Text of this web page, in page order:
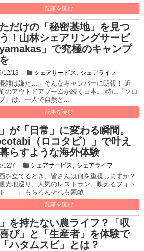
記事を読む
だけの「秘密基地」を見つ
！山林シェアリングサービ
」で究極のキャンプ
12/13 シェアサービス シェアライフ
混雑は嫌だ…」そんなキャンパーに朗報！ 近
のアウトドアブームが続く日本。 特に「ソロ
」は、一人で自然と...
記事を読む
」が「日常」に変わる瞬間。
（ロコタビ）」で叶え
らすような海外体験
12/7 シェアサービス シェアライフ
を立てるとき、皆さんは何を重視しますか？
光地巡り、人気のレストラン、映えるフォト
……。もちろんそれも素敵...
記事を読む
」を持たない農ライフ？「収
び」と「生産者」を体験で
ハタムスビ」とは？